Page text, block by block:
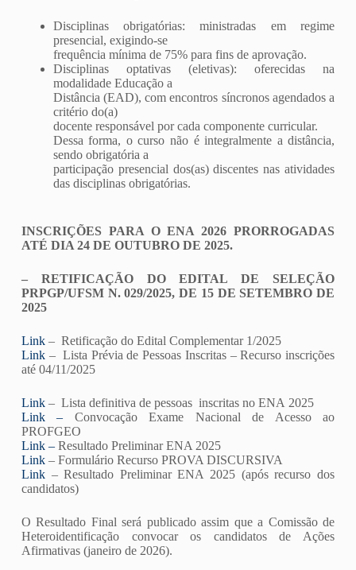
Disciplinas obrigatórias: ministradas em regime
presencial, exigindo-se
frequência mínima de 75% para fins de aprovação.
Disciplinas optativas (eletivas): oferecidas na
modalidade Educação a
Distância (EAD), com encontros síncronos agendados a
critério do(a)
docente responsável por cada componente curricular.
Dessa forma, o curso não é integralmente a distância,
sendo obrigatória a
participação presencial dos(as) discentes nas atividades
das disciplinas obrigatórias.
INSCRIÇÕES PARA O ENA 2026 PRORROGADAS
ATÉ DIA 24 DE OUTUBRO DE 2025.
– RETIFICAÇÃO DO EDITAL DE SELEÇÃO
PRPGP/UFSM N. 029/2025, DE 15 DE SETEMBRO DE
2025
Link – Retificação do Edital Complementar 1/2025
Link– Lista Prévia de Pessoas Inscritas – Recurso inscrições
até 04/11/2025
Link– Lista definitiva de pessoas inscritas no ENA 2025
Link – Convocação Exame Nacional de Acesso ao
PROFGEO
Link –Resultado Preliminar ENA 2025
Link– Formulário Recurso PROVA DISCURSIVA
Link– Resultado Preliminar ENA 2025 (após recurso dos
candidatos)
O Resultado Final será publicado assim que a Comissão de
Heteroidentificação convocar os candidatos de Ações
Afirmativas (janeiro de 2026).